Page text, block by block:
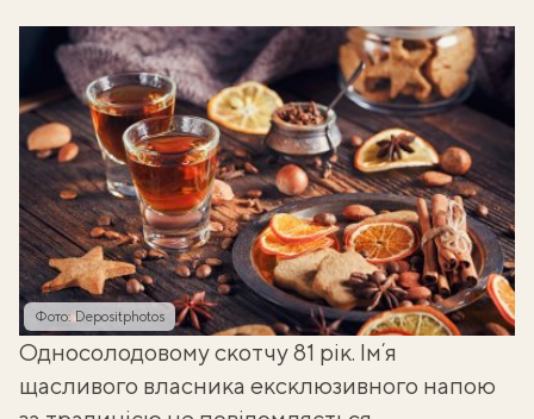
Фото: Depositphotos
Односолодовому скотчу 81 рік. Імʼя
щасливого власника ексклюзивного напою